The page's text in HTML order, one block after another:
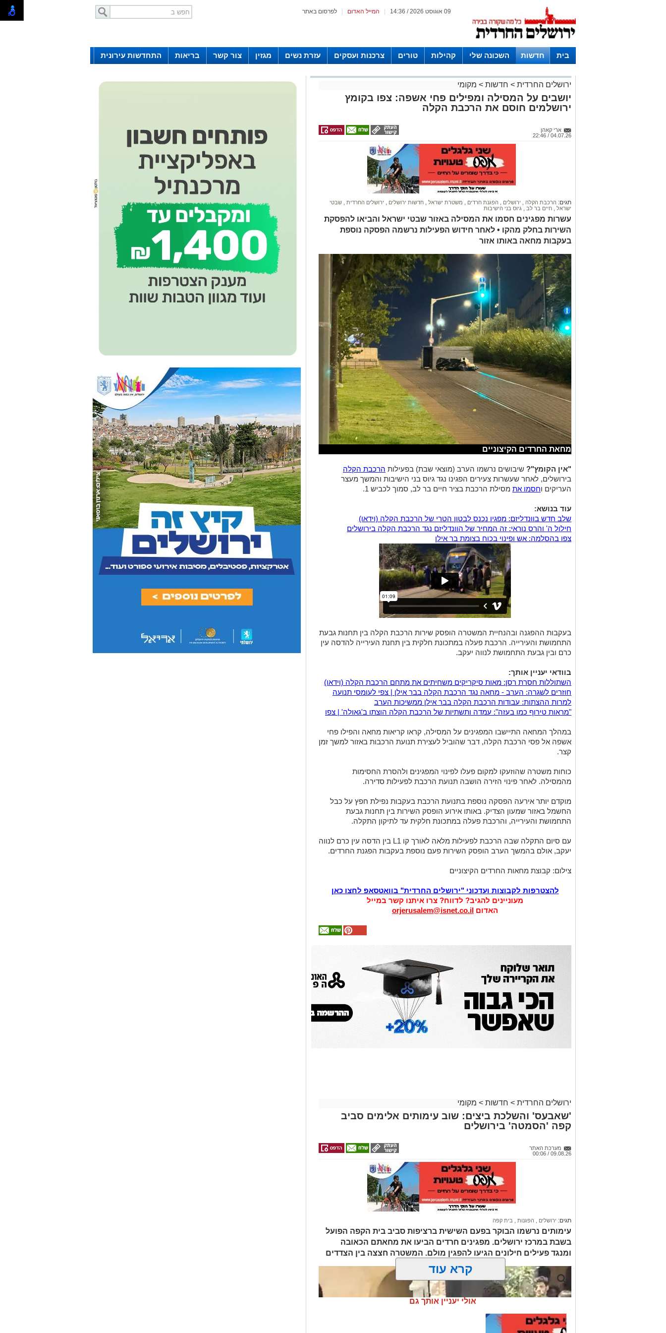
לפרסום באתר המייל האדום 09 אוגוסט 2026 / 14:36
בית חדשות השכונה שלי קהילות טורים צרכנות ועסקים עזרת נשים מגזין צור קשר בריאות
התחדשות עירונית
ירושלים החרדית > חדשות > מקומי
יושבים על המסילה ומפילים פחי אשפה: צפו בקומץ
ירושלמים חוסם את הרכבת הקלה
ארי קאהן
04.07.26 / 22:46
תגים: הרכבת הקלה ירושלים הפגנת חרדים משטרת ישראל חדשות ירושלים ירושלים החרדית
שבטי
ישראל
חיים בר לב גיוס בני הישיבות
עשרות מפגינים חסמו את המסילה באזור שבטי ישראל והביאו להפסקת
השירות בחלק מהקו • לאחר חידוש הפעילות נרשמה הפסקה נוספת
בעקבות מחאה באותו אזור
מחאת החרדים הקיצוניים
"אין הקומץ"? שיבושים נרשמו הערב (מוצאי שבת) בפעילות הרכבת הקלה
בירושלים, לאחר שעשרות צעירים הפגינו נגד גיוס בני הישיבות והמשך מעצר
העריקים וחסמו את מסילת הרכבת בציר חיים בר לב, סמוך לכביש 1.
עוד בנושא:
שלב חדש בוונדליזם: מפגין נכנס לבטון הטרי של הרכבת הקלה (וידאו)
חילול ה' והרס נוראי: זה המחיר של הוונדליזם נגד הרכבת הקלה בירושלים
צפו בהסלמה: אש ופינוי בכוח בצומת בר אילן
בעקבות ההפגנה ובהנחיית המשטרה הופסק שירות הרכבת הקלה בין תחנות גבעת
התחמושת והעירייה. הרכבת פעלה במתכונת חלקית בין תחנת העירייה להדסה עין
כרם ובין גבעת התחמושת לנווה יעקב.
בוודאי יעניין אותך:
השתוללות חסרת רסן: מאות סיקריקים משחיתים את מתחם הרכבת הקלה (וידאו)
חוזרים לשגרה: הערב - מחאה נגד הרכבת הקלה בבר אילן | צפי לעומסי תנועה
למרות ההצתות: עבודות הרכבת הקלה בבר אילן ממשיכות הערב
"מראות טירוף כמו בעזה": עמדה ותשתיות של הרכבת הקלה הוצתו ב'גאולה' | צפו
במהלך המחאה התיישבו המפגינים על המסילה, קראו קריאות מחאה והפילו פחי
אשפה אל פסי הרכבת הקלה, דבר שהוביל לעצירת תנועת הרכבות באזור למשך זמן
קצר.
כוחות משטרה שהוזעקו למקום פעלו לפינוי המפגינים ולהסרת החסימות
מהמסילה. לאחר פינוי הזירה הושבה תנועת הרכבת לפעילות סדירה.
מוקדם יותר אירעה הפסקה נוספת בתנועת הרכבת בעקבות נפילת חפץ על כבל
החשמל באזור שמעון הצדיק. באותו אירוע הופסק השירות בין תחנות גבעת
התחמושת והעירייה, והרכבת פעלה במתכונת חלקית עד לתיקון התקלה.
עם סיום התקלה שבה הרכבת לפעילות מלאה לאורך קו L1 בין הדסה עין כרם לנווה
יעקב, אולם בהמשך הערב הופסק השירות פעם נוספת בעקבות הפגנת החרדים.
צילום: קבוצת מחאות החרדים הקיצוניים
להצטרפות לקבוצות ועדכוני "ירושלים החרדית" בוואטסאפ לחצו כאן
מעוניינים להגיב? לדווח? צרו איתנו קשר במייל
האדום orjerusalem@isnet.co.il
גם
גלגלי
ירושלים החרדית > חדשות > מקומי
'שאבעס' והשלכת ביצים: שוב עימותים אלימים סביב
קפה 'הסמטה' בירושלים
מערכת האתר
09.08.26 / 00:06
תגים: ירושלים הפגנות בית קפה
עימותים נרשמו הבוקר בפעם השישית ברציפות סביב בית הקפה הפועל
בשבת במרכז ירושלים. מפגינים חרדים הביעו את מחאתם הכאובה
ומנגד פעילים חילונים הגיעו להפגין מולם. המשטרה חצצה בין הצדדים
קרא עוד
אולי יעניין אותך גם